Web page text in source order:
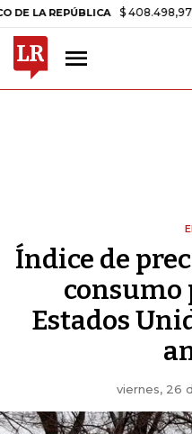
$ 408.498,97 +$
Índice de
consumo
Estados
viernes, 26